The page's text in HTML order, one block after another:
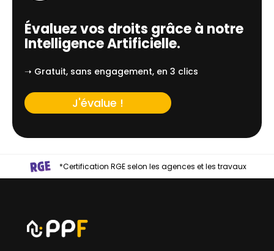
Évaluez vos droits grâce à notre
Intelligence Artificielle.
➝ Gratuit, sans engagement, en 3 clics
J'évalue !
*Certification RGE selon les agences et les travaux